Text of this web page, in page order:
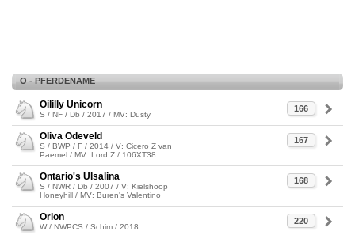
O - PFERDENAME
166
Oililly Unicorn
S / NF / Db / 2017 / MV: Dusty
167
Oliva Odeveld
S / BWP / F / 2014 / V: Cicero Z van
Paemel / MV: Lord Z / 106XT38
168
Ontario's Ulsalina
S / NWR / Db / 2007 / V: Kielshoop
Honeyhill / MV: Buren's Valentino
220
Orion
W / NWPCS / Schim / 2018